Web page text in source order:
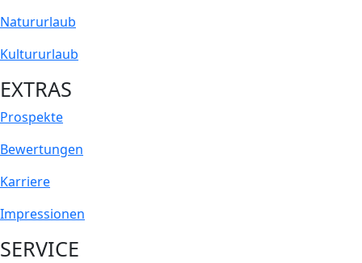
Natururlaub
Kultururlaub
EXTRAS
Prospekte
Bewertungen
Karriere
Impressionen
SERVICE